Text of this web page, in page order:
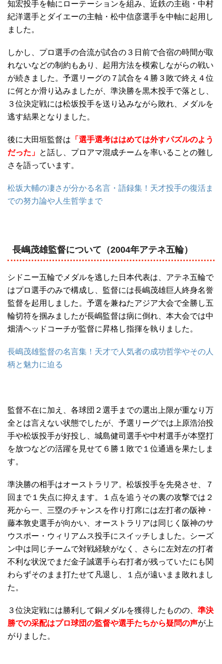
知宏投手を軸にローテーションを組み、近鉄の主砲・中村
紀洋選手とダイエーの主軸・松中信彦選手を中軸に起用し
ました。
しかし、プロ選手の合流が試合の３日前で合宿の時間が取
れないなどの制約もあり、起用方法を模索しながらの戦い
が続きました。予選リーグの７試合を４勝３敗で終え４位
に何とか滑り込みましたが、準決勝を黒木投手で落とし、
３位決定戦には松坂投手を送り込みながら敗れ、メダルを
逃す結果となりました。
後に大田垣監督は 「選手選考ははめては外すパズルのよう
だった」 と話し、プロアマ混成チームを率いることの難し
さを語っています。
松坂大輔の凄さが分かる名言・語録集！天才投手の復活ま
での努力論や人生哲学まで
長嶋茂雄監督について（2004年アテネ五輪）
シドニー五輪でメダルを逃した日本代表は、アテネ五輪で
はプロ選手のみで構成し、監督には長嶋茂雄巨人終身名誉
監督を起用しました。予選を兼ねたアジア大会で全勝し五
輪切符を掴みましたが長嶋監督は病に倒れ、本大会では中
畑清ヘッドコーチが監督に昇格し指揮を執りました。
長嶋茂雄監督の名言集！天才で人気者の成功哲学やその人
柄と魅力に迫る
監督不在に加え、各球団２選手までの選出上限が重なり万
全とは言えない状態でしたが、予選リーグでは上原浩治投
手や松坂投手が好投し、城島健司選手や中村選手が本塁打
を放つなどの活躍を見せて６勝１敗で１位通過を果たしま
す。
準決勝の相手はオーストラリア。松坂投手を先発させ、７
回まで１失点に抑えます。１点を追うその裏の攻撃では２
死から一、三塁のチャンスを作り打席には左打者の阪神・
藤本敦史選手が向かい、オーストラリアは同じく阪神のサ
ウスポー・ウィリアムス投手にスイッチしました。シーズ
ン中は同じチームで対戦経験がなく、さらに左対左の打者
不利な状況でまだ金子誠選手ら右打者が残っていたにも関
わらずそのまま打たせて凡退し、１点が遠いまま敗れまし
た。
３位決定戦には勝利して銅メダルを獲得したものの、 準決
勝での采配はプロ球団の監督や選手たちから疑問の声が上
がりました。